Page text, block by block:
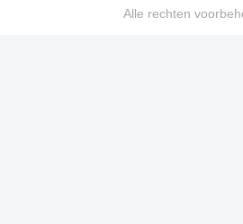
Alle rechten